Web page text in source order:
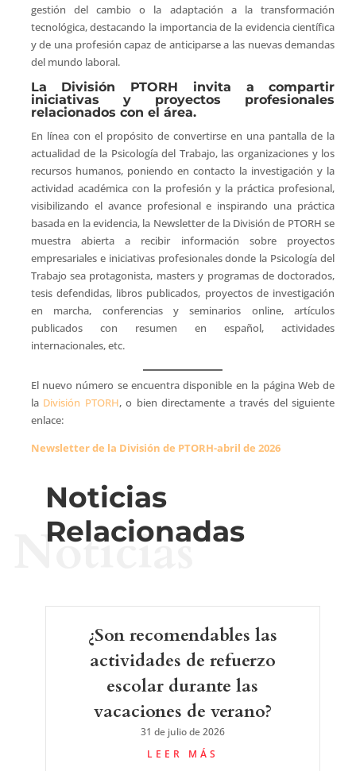
gestión del cambio o la adaptación a la transformación
tecnológica, destacando la importancia de la evidencia científica
y de una profesión capaz de anticiparse a las nuevas demandas
del mundo laboral.
La División PTORH invita a compartir
iniciativas y proyectos profesionales
relacionados con el área.
En línea con el propósito de convertirse en una pantalla de la
actualidad de la Psicología del Trabajo, las organizaciones y los
recursos humanos, poniendo en contacto la investigación y la
actividad académica con la profesión y la práctica profesional,
visibilizando el avance profesional e inspirando una práctica
basada en la evidencia, la Newsletter de la División de PTORH se
muestra abierta a recibir información sobre proyectos
empresariales e iniciativas profesionales donde la Psicología del
Trabajo sea protagonista, masters y programas de doctorados,
tesis defendidas, libros publicados, proyectos de investigación
en marcha, conferencias y seminarios online, artículos
publicados con resumen en español, actividades
internacionales, etc.
El nuevo número se encuentra disponible en la página Web de
la División PTORH, o bien directamente a través del siguiente
enlace:
Newsletter de la División de PTORH-abril de 2026
Noticias
Relacionadas
Noticias
¿Son recomendables las
actividades de refuerzo
escolar durante las
vacaciones de verano?
31 de julio de 2026
LEER MÁS